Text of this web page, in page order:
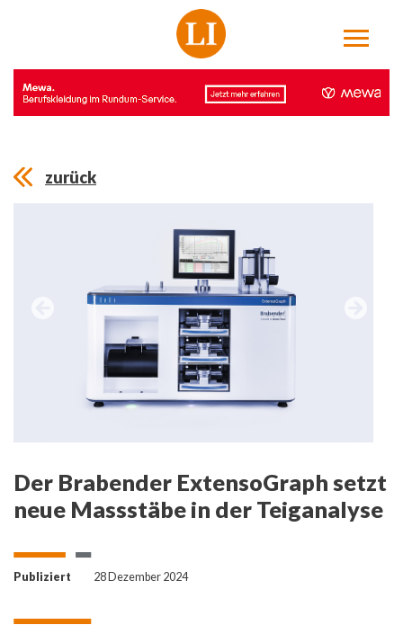
zurück
Der Brabender ExtensoGraph setzt
neue Massstäbe in der Teiganalyse
Publiziert 28 Dezember 2024